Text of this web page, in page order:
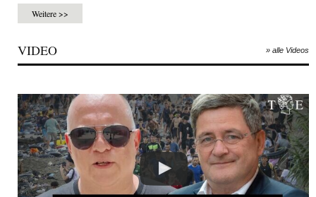
Weitere >>
VIDEO » alle Videos